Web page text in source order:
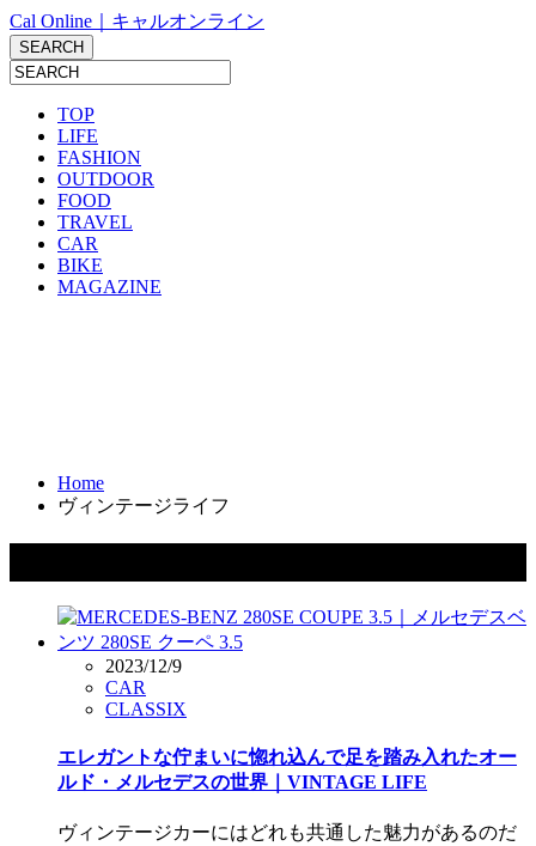
Cal Online｜キャルオンライン
TOP
LIFE
FASHION
OUTDOOR
FOOD
TRAVEL
CAR
BIKE
MAGAZINE
Home
ヴィンテージライフ
2023/12/9
CAR
CLASSIX
エレガントな佇まいに惚れ込んで足を踏み入れたオー
ルド・メルセデスの世界｜VINTAGE LIFE
ヴィンテージカーにはどれも共通した魅力があるのだ